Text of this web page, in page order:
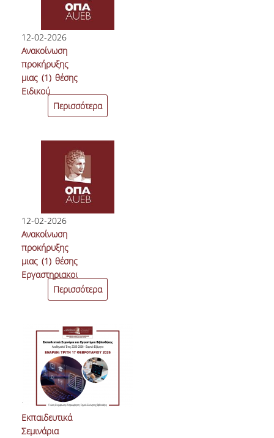
Υφυπουργό
Εξωτερικών,
Χάρη
Θεοχάρη
12-02-2026
Ανακοίνωση
προκήρυξης
μιας (1) θέσης
Ειδικού
Τεχνικού
Εργαστηριακού
Οικονομικής
Επιστήμης της
Οικονομικών
Επιστημών
του
Οικονομικού
Πανεπιστημίου
Αθηνών
Περισσότερα
12-02-2026
Ανακοίνωση
προκήρυξης
μιας (1) θέσης
Εργαστηριακού
Διδακτικού
Προσωπικού
Τμήματος
Πληροφορικής
Περισσότερα
12-02-2026
Εκπαιδευτικά
Σεμινάρια